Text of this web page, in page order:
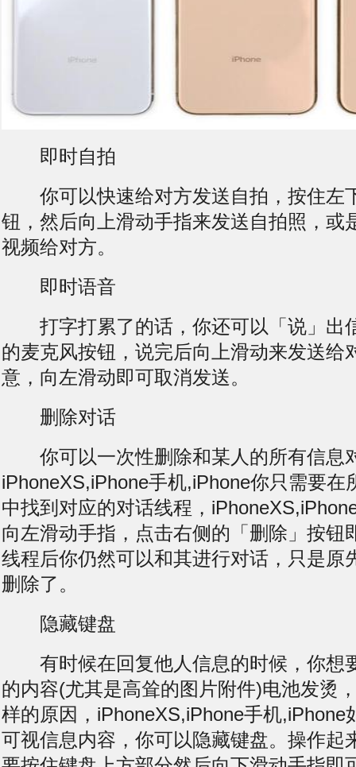
即时自拍
你可以快速给对方发送自拍，按住左
钮，然后向上滑动手指来发送自拍照，或
视频给对方。
即时语音
打字打累了的话，你还可以「说」出
的麦克风按钮，说完后向上滑动来发送给
意，向左滑动即可取消发送。
删除对话
你可以一次性删除和某人的所有信息
iPhoneXS,iPhone手机,iPhone你只需要在
中找到对应的对话线程，
向左滑动手指，点击右侧的「删除」按钮
线程后你仍然可以和其进行对话，只是原
删除了。
隐藏键盘
有时候在回复他人信息的时候，你想
的内容(尤其是高耸的图片附件)电池发烫
样的原因，iPhoneXS,iPhone手机,iPhone
可视信息内容，你可以隐藏键盘。操作起